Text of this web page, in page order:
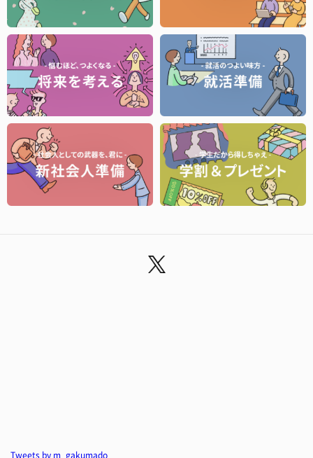
Tweets by m_gakumado